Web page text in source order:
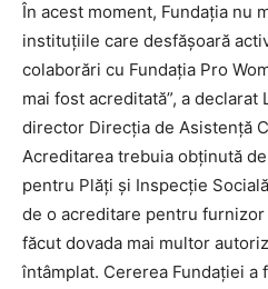
În acest moment, Fundaţia nu
instituţiile care desfăşoară
colaborări cu Fundaţia Pro
mai fost acreditată”, a declarat
director Direcţia de Asistenţă
Acreditarea trebuia obţinută
pentru Plăţi şi Inspecţie
de o acreditare pentru
făcut dovada mai multor
întâmplat. Cererea Fundaţiei